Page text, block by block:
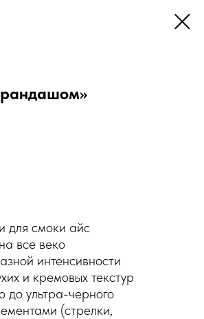
для смоки айс
все веко
интенсивности
и кремовых текстур
до ультра-черного
(стрелки,